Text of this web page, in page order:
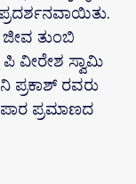
ಜೀವ ತುಂಬಿ
ವೀರೇಶ ಸ್ವಾಮಿ
ಪ್ರಕಾಶ್ ರವರು
ಪ್ರಮಾಣದ